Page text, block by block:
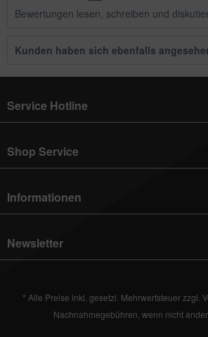
Bewertungen lesen, schreiben und
Kunden haben sich ebenfalls
Service Hotline
Shop Service
Informationen
Newsletter
* Alle Preise inkl. gesetzl. Mehrwertsteuer zzgl.
Nachnahmegebühren, wenn nicht